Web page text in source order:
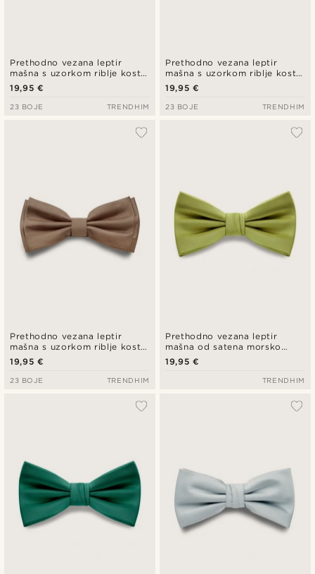
Prethodno vezana leptir
mašna s uzorkom riblje kosti
u boji terakote
19,95 €
23 BOJE TRENDHIM
Prethodno vezana leptir
mašna s uzorkom riblje kosti
u tamnoplavoj boji
19,95 €
23 BOJE TRENDHIM
Prethodno vezana leptir
mašna s uzorkom riblje kosti
u svjetlosmeđoj boji
19,95 €
23 BOJE TRENDHIM
Prethodno vezana leptir
mašna od satena morsko
zelene boje
19,95 €
TRENDHIM